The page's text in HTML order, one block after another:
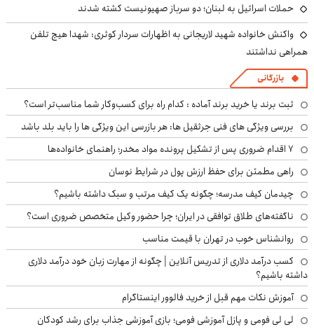
حملات اسرائیل به لبنان؛ دو سرباز صهیونیست کشته شدند
واکنش خانواده شهید لاریجانی به اظهارات سردار کوثری: شهدا هیچ تلفن
همراهی نداشتند
بازرگانی
ثبت برند یا خرید برند آماده : کدام راه برای کسب‌وکار شما مناسب‌تر است؟
بررسی ویژگی های فنی جرثقیل ها: هر بازرسی این ویژگی ها را باید بلد باشد
۷ اقدام ضروری پس از تشکیل پرونده مواد مخدر؛ راهنمای خانواده‌ها
راهی مطمئن برای حفظ ارزش پول در شرایط نوسان
چیدمان کیف مدرسه؛ چگونه یک کیف مرتب و سبک داشته باشیم؟
ناگفته‌های طلاق توافقی در ایران؛ چرا حضور وکیل متخصص ضروری است؟
روانشناس خوب در تهران با قیمت مناسب
کسب درآمد دلاری از تدریس آنلاین | چگونه از مهارت زبان خود درآمد دلاری
داشته باشیم؟
آموزش نکات مهم قبل از خرید فالوور اینستاگرام
لی لی فومی و پازل آموزشی فومی؛ بازی آموزشی جذاب برای رشد کودکان